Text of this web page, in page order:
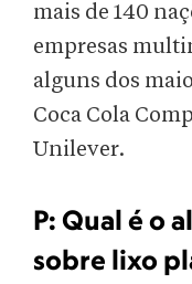
mais de 140
empresas
alguns dos
Coca Cola
Unilever.
P: Qual é o
sobre lixo